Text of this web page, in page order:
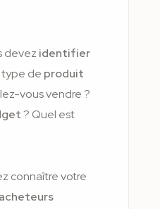
devez identifier
type de produit
vous vendre ?
? Quel est
connaître votre
acheteurs